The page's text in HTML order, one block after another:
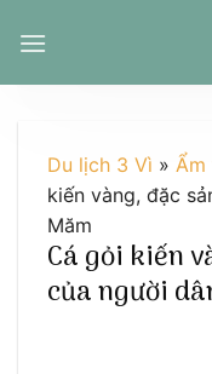
đến
Du lịch 3 Vì » Ẩm
kiến vàng, đặc
Măm
Cá gỏi kiến
của người